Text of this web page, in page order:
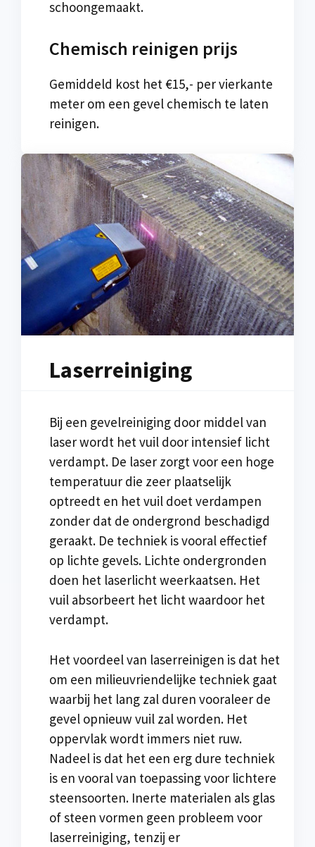
schoongemaakt.
Chemisch reinigen prijs
Gemiddeld kost het €15,- per vierkante
meter om een gevel chemisch te laten
reinigen.
Laserreiniging
Bij een gevelreiniging door middel van
laser wordt het vuil door intensief licht
verdampt. De laser zorgt voor een hoge
temperatuur die zeer plaatselijk
optreedt en het vuil doet verdampen
zonder dat de ondergrond beschadigd
geraakt. De techniek is vooral effectief
op lichte gevels. Lichte ondergronden
doen het laserlicht weerkaatsen. Het
vuil absorbeert het licht waardoor het
verdampt.
Het voordeel van laserreinigen is dat het
om een milieuvriendelijke techniek gaat
waarbij het lang zal duren vooraleer de
gevel opnieuw vuil zal worden. Het
oppervlak wordt immers niet ruw.
Nadeel is dat het een erg dure techniek
is en vooral van toepassing voor lichtere
steensoorten. Inerte materialen als glas
of steen vormen geen probleem voor
laserreiniging, tenzij er